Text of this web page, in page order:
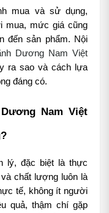
mua và sử dụng,
mua, mức giá cũng
đến sản phẩm. Nội
Dương Nam Việt
ra sao và cách lựa
đáng có.
Nam Việt
lý, đặc biệt là thực
chất lượng luôn là
tế, không ít người
quả, thậm chí gặp